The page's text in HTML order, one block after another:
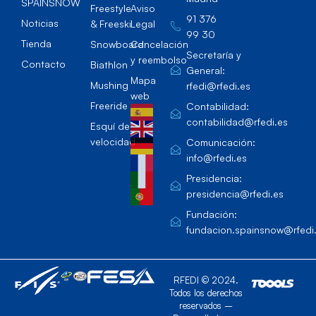
SPAINSNOW
Noticias
Tienda
Contacto
Freestyle
& Freeski
Snowboard
Biathlon
Mushing
Freeride
Esquí de
velocidad
Aviso
Legal
Cancelación
y reembolso
Mapa
web
91 376
99 30
Secretaría y
General:
rfedi@rfedi.es
Contabilidad:
contabilidad@rfedi.es
Comunicación:
info@rfedi.es
Presidencia:
presidencia@rfedi.es
Fundación:
RFEDI © 2024.
Todos los derechos
reservados –